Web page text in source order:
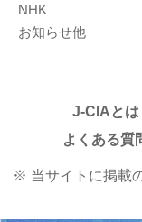
NHK
お知らせ他
J-CIAとは
よくある質
※ 当サイトに掲載